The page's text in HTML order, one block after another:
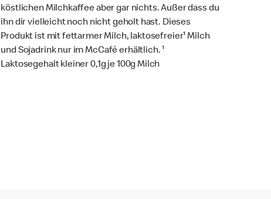
köstlichen Milchkaffee aber gar nichts. Außer dass du
ihn dir vielleicht noch nicht geholt hast. Dieses
Produkt ist mit fettarmer Milch, laktosefreier¹ Milch
und Sojadrink nur im McCafé erhältlich. ¹
Laktosegehalt kleiner 0,1g je 100g Milch